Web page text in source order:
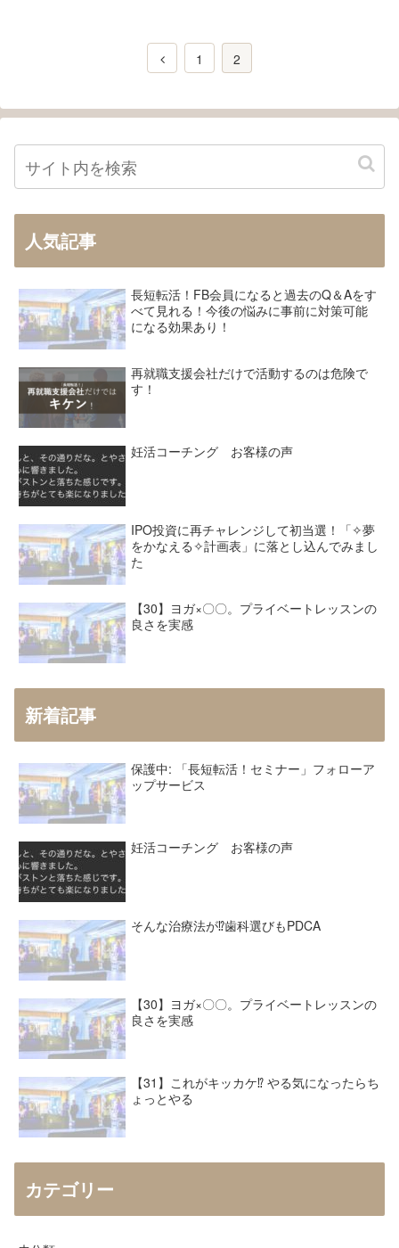
1 2
人気記事
長短転活！FB会員になると過去のQ＆Aをす
べて見れる！今後の悩みに事前に対策可能
になる効果あり！
再就職支援会社だけで活動するのは危険で
す！
妊活コーチング お客様の声
IPO投資に再チャレンジして初当選！「✧夢
をかなえる✧計画表」に落とし込んでみまし
た
【30】ヨガ×〇〇。プライベートレッスンの
良さを実感
新着記事
保護中: 「長短転活！セミナー」フォローア
ップサービス
妊活コーチング お客様の声
そんな治療法が⁉︎歯科選びもPDCA
【30】ヨガ×〇〇。プライベートレッスンの
良さを実感
【31】これがキッカケ⁉︎ やる気になったらち
ょっとやる
カテゴリー